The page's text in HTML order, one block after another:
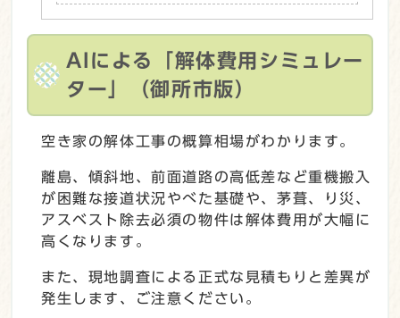
AIによる「解体費用シミュレー
ター」（御所市版）
空き家の解体工事の概算相場がわかります。
離島、傾斜地、前面道路の高低差など重機搬入
が困難な接道状況やべた基礎や、茅葺、り災、
アスベスト除去必須の物件は解体費用が大幅に
高くなります。
また、現地調査による正式な見積もりと差異が
発生します、ご注意ください。